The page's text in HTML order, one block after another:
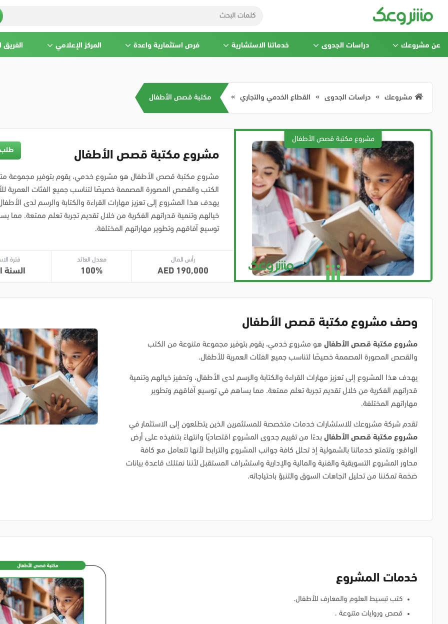
عن مشروعك دراسات الجدوى خدماتنا الاستشارية فرص استثمارية واعدة المركز الإعلامي الفريق
مشروعك دراسات الجدوى القطاع الخدمي والتجاري مكتبة قصص الأطفال
مشروع مكتبة قصص الأطفال طلب
مشروع مكتبة قصص الأطفال هو مشروع خدمي، يقوم بتوفير مجموعة
الكتب والقصص المصورة المصممة خصيصًا لتناسب جميع الفئات العمرية
يهدف هذا المشروع إلى تعزيز مهارات القراءة والكتابة والرسم لدى
خيالهم وتنمية قدراتهم الفكرية من خلال تقديم تجربة تعلم ممتعة. مما
توسيع آفاقهم وتطوير مهاراتهم المختلفة.
رأس المال
190,000
معدل العائد
100
فترة
السنة
وصف مشروع مكتبة قصص الأطفال
مشروع مكتبة قصص الأطفال هو مشروع خدمي، يقوم بتوفير مجموعة متنوعة من الكتب
والقصص المصورة المصممة خصيصًا لتناسب جميع الفئات العمرية للأطفال.
يهدف هذا المشروع إلى تعزيز مهارات القراءة والكتابة والرسم لدى الأطفال، وتحفيز خيالهم وتنمية
قدراتهم الفكرية من خلال تقديم تجربة تعلم ممتعة. مما يساهم في توسيع آفاقهم وتطوير
مهاراتهم المختلفة.
تقدم شركة مشروعك للاستشارات خدمات متخصصة للمستثمرين الذين يتطلعون إلى الاستثمار في
مشروع مكتبة قصص الأطفال بدءًا من تقييم جدوى المشروع اقتصاديًا وانتهاءً بتنفيذه على أرض
الواقع؛ وتتمتع خدماتنا بالشمولية إذ تحلل كافة جوانب المشروع والترابط لأنها تتعامل مع كافة
محاور المشروع التسويقية والفنية والمالية والإدارية واستشراف المستقبل لأننا نمتلك قاعدة بيانات
ضخمة تمكننا من تحليل اتجاهات السوق والتنبؤ باحتياجاته.
خدمات المشروع
كتب تبسيط العلوم والمعارف للأطفال.
قصص وروايات متنوعة .